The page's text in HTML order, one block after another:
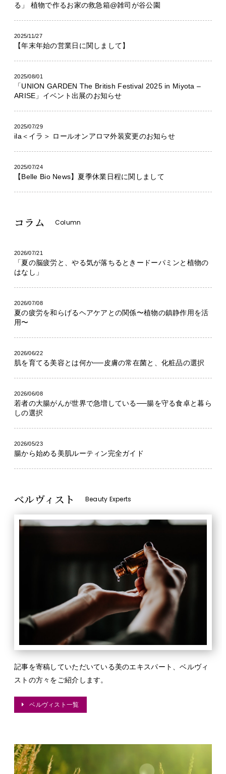
る」 植物で作るお家の救急箱@雑司が谷公園
2025/11/27
【年末年始の営業日に関しまして】
2025/08/01
「UNION GARDEN The British Festival 2025 in Miyota –
ARISE」イベント出展のお知らせ
2025/07/29
ila＜イラ＞ ロールオンアロマ外装変更のお知らせ
2025/07/24
【Belle Bio News】夏季休業日程に関しまして
コラム Column
2026/07/21
「夏の脳疲労と、やる気が落ちるときードーパミンと植物の
はなし」
2026/07/08
夏の疲労を和らげるヘアケアとの関係〜植物の鎮静作用を活
用〜
2026/06/22
肌を育てる美容とは何か──皮膚の常在菌と、化粧品の選択
2026/06/08
若者の大腸がんが世界で急増している──腸を守る食卓と暮ら
しの選択
2026/05/23
腸から始める美肌ルーティン完全ガイド
ベルヴィスト Beauty Experts
記事を寄稿していただいている美のエキスパート、ベルヴィ
ストの方々をご紹介します。
ベルヴィスト一覧